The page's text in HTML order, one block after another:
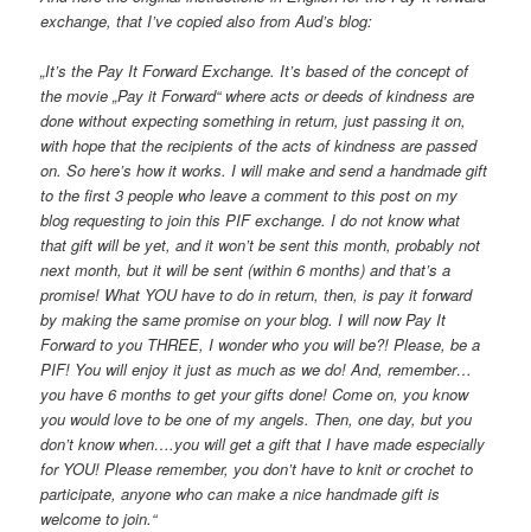
exchange, that I’ve copied also from Aud’s blog:
„It’s the Pay It Forward Exchange. It’s based of the concept of
the movie „Pay it Forward“ where acts or deeds of kindness are
done without expecting something in return, just passing it on,
with hope that the recipients of the acts of kindness are passed
on. So here’s how it works. I will make and send a handmade gift
to the first 3 people who leave a comment to this post on my
blog requesting to join this PIF exchange. I do not know what
that gift will be yet, and it won’t be sent this month, probably not
next month, but it will be sent (within 6 months) and that’s a
promise! What YOU have to do in return, then, is pay it forward
by making the same promise on your blog. I will now Pay It
Forward to you THREE, I wonder who you will be?! Please, be a
PIF! You will enjoy it just as much as we do! And, remember…
you have 6 months to get your gifts done! Come on, you know
you would love to be one of my angels. Then, one day, but you
don’t know when….you will get a gift that I have made especially
for YOU! Please remember, you don’t have to knit or crochet to
participate, anyone who can make a nice handmade gift is
welcome to join.“